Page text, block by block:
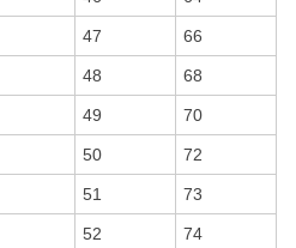
47 66
48 68
49 70
50 72
51 73
52 74